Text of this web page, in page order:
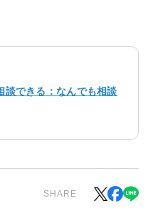
談できる：なんでも相談
SHARE